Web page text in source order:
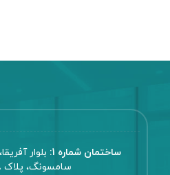
ساختمان شماره 1:
بلوار
سامسونگ، پلاک 8، طبقه 5